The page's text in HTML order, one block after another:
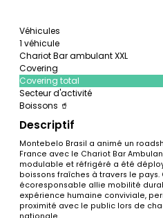
Véhicules
1 véhicule
Chariot Bar ambulant XXL
Covering
Covering total
Secteur d'activité
Boissons 🥤
Descriptif
Montebelo Brasil a animé un
France avec le Chariot Bar
modulable et réfrigéré a été
boissons fraîches à travers le
écoresponsable allie mobilité
expérience humaine conviviale,
proximité avec le public lors de